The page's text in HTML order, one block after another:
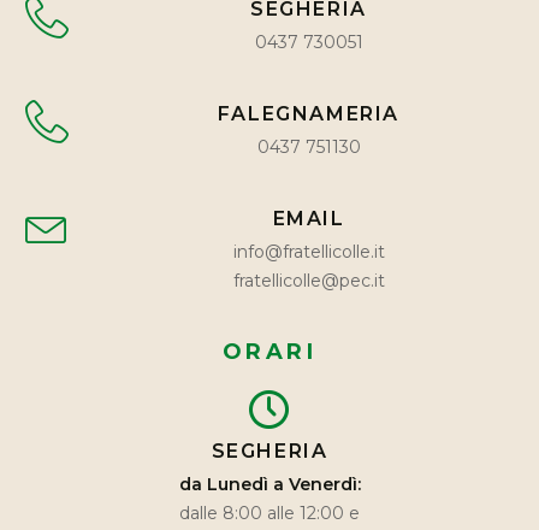
SEGHERIA
0437 730051
FALEGNAMERIA
0437 751130
EMAIL
info@fratellicolle.it
fratellicolle@pec.it
ORARI
SEGHERIA
da Lunedì a Venerdì:
dalle 8:00 alle 12:00 e